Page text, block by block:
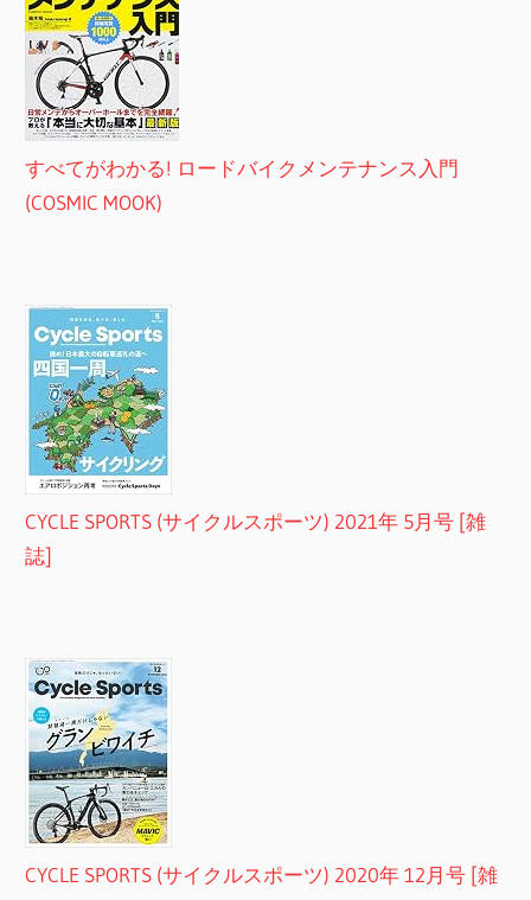
すべてがわかる! ロードバイクメンテナンス入門
(COSMIC MOOK)
CYCLE SPORTS (サイクルスポーツ) 2021年 5月号 [雑
誌]
CYCLE SPORTS (サイクルスポーツ) 2020年 12月号 [雑